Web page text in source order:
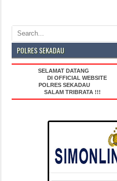
POLRES SEKADAU
SELAMAT DATANG
DI OFFICIAL WEBSITE
POLRES SEKADAU
SALAM TRIBRATA !!!